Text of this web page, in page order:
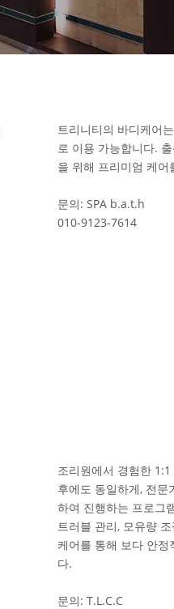
트리니티의 바디케어
로 이용 가능합니다.
을 위해 프리미엄 케
문의: SPA b.a.t.h
010-9123-7614
조리원에서 경험한
후에도 동일하게, 전
하여 진행하는 프로그
트러블 관리, 모유량
케어를 통해 보다 안정
다.
문의: T.L.C.C